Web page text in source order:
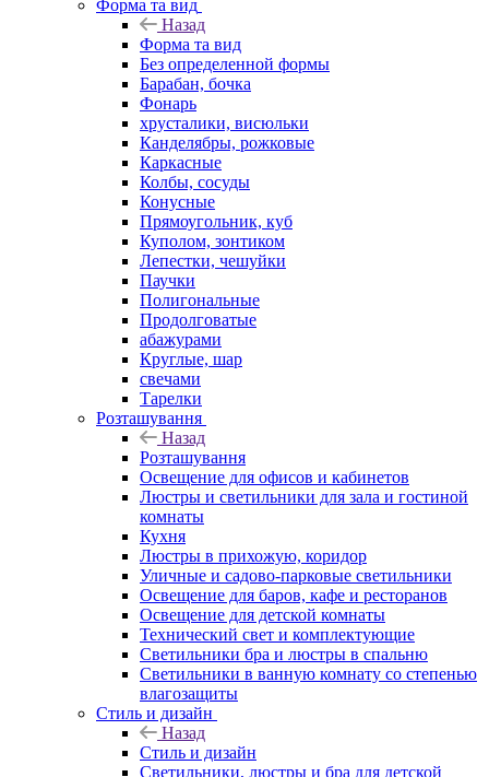
Форма та вид
Назад
Форма та вид
Без определенной формы
Барабан, бочка
Фонарь
хрусталики, висюльки
Канделябры, рожковые
Каркасные
Колбы, сосуды
Конусные
Прямоугольник, куб
Куполом, зонтиком
Лепестки, чешуйки
Паучки
Полигональные
Продолговатые
абажурами
Круглые, шар
свечами
Тарелки
Розташування
Назад
Розташування
Освещение для офисов и кабинетов
Люстры и светильники для зала и гостиной
комнаты
Кухня
Люстры в прихожую, коридор
Уличные и садово-парковые светильники
Освещение для баров, кафе и ресторанов
Освещение для детской комнаты
Технический свет и комплектующие
Светильники бра и люстры в спальню
Светильники в ванную комнату со степенью
влагозащиты
Стиль и дизайн
Назад
Стиль и дизайн
Светильники, люстры и бра для детской